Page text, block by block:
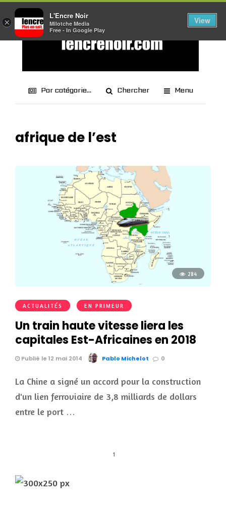
Par catégorie... Chercher Menu
afrique de l’est
284
ACTUALITÉS EN PRIMEUR
Un train haute vitesse liera les
capitales Est-Africaines en 2018
Publié le 12 mai 2014 Pablo Michelot 0
La Chine a signé un accord pour la construction
d'un lien ferroviaire de 3,8 milliards de dollars
entre le port …
1
×
L'Encre Noir
Milotche Media
Free - In Google Play
View